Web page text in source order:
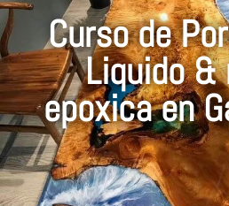
Curso de
Liquido &
epoxica en